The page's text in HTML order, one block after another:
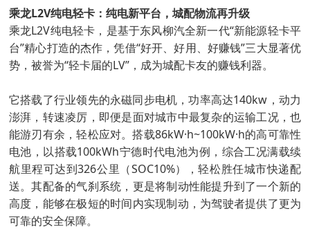
乘龙L2V纯电轻卡：纯电新平台，城配物流再升级
乘龙L2V纯电轻卡，是基于东风柳汽全新一代“新能源轻卡平
台”精心打造的杰作，凭借“好开、好用、好赚钱”三大显著优
势，被誉为“轻卡届的LV”，成为城配卡友的赚钱利器。
它搭载了行业领先的永磁同步电机，功率高达140kw，动力
澎湃，转速凌厉，即便是面对城市中最复杂的运输工况，也
能游刃有余，轻松应对。搭载86kW·h~100kW·h的高可靠性
电池，以搭载100kWh宁德时代电池为例，综合工况满载续
航里程可达到326公里（SOC10%），轻松胜任城市快递配
送。其配备的气刹系统，更是将制动性能提升到了一个新的
高度，能够在极短的时间内实现制动，为驾驶者提供了更为
可靠的安全保障。